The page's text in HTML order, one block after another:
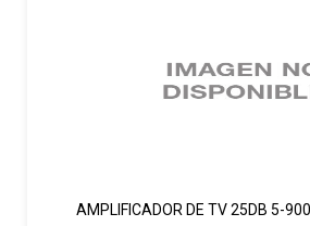
AMPLIFICADOR DE TV 25DB 5-